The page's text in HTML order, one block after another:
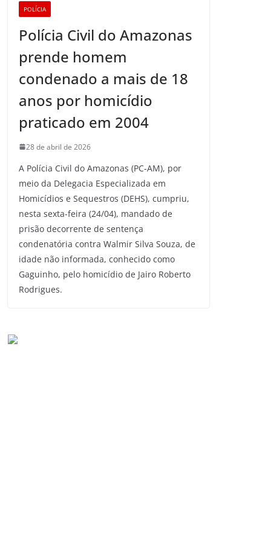
POLÍCIA
Polícia Civil do Amazonas
prende homem
condenado a mais de 18
anos por homicídio
praticado em 2004
28 de abril de 2026
A Polícia Civil do Amazonas (PC-AM), por
meio da Delegacia Especializada em
Homicídios e Sequestros (DEHS), cumpriu,
nesta sexta-feira (24/04), mandado de
prisão decorrente de sentença
condenatória contra Walmir Silva Souza, de
idade não informada, conhecido como
Gaguinho, pelo homicídio de Jairo Roberto
Rodrigues.